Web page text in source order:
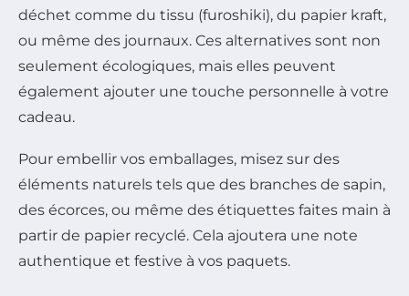
déchet comme du tissu (furoshiki), du papier kraft,
ou même des journaux. Ces alternatives sont non
seulement écologiques, mais elles peuvent
également ajouter une touche personnelle à votre
cadeau.
Pour embellir vos emballages, misez sur des
éléments naturels tels que des branches de sapin,
des écorces, ou même des étiquettes faites main à
partir de papier recyclé. Cela ajoutera une note
authentique et festive à vos paquets.